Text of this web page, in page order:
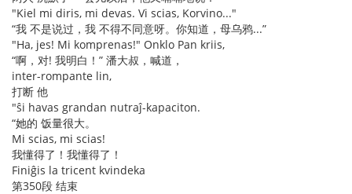
"Kiel mi diris, mi devas. Vi scias, Korvino..."
“我 不是说过，我 不得不同意呀。你知道，母乌鸦...”
"Ha, jes! Mi komprenas!" Onklo Pan kriis,
“啊，对! 我明白！” 潘大叔，喊道，
inter-rompante lin,
打断 他
"ŝi havas grandan nutraĵ-kapaciton.
“她的 饭量很大。
Mi scias, mi scias!
我懂得了！我懂得了！
Finiĝis la tricent kvindeka
第350段 结束